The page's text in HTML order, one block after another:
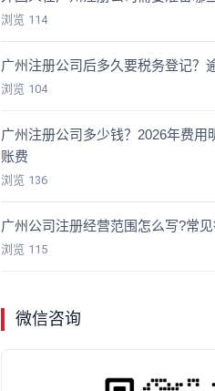
浏览 114
广州注册公司后多久要税务登记？
浏览 104
广州注册公司多少钱？2026年费用
账费
浏览 136
广州公司注册经营范围怎么写?常
浏览 115
微信咨询